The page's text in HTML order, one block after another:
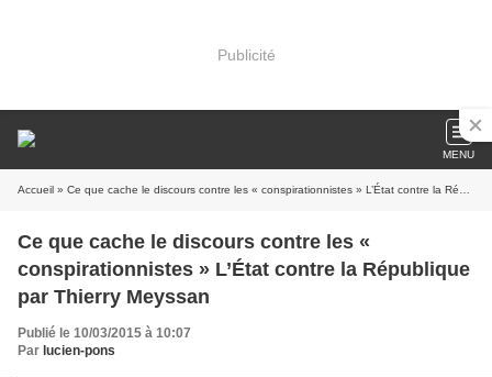
Publicité
MENU
Accueil » Ce que cache le discours contre les « conspirationnistes » L’État contre la République par Thierry Meyssan
Ce que cache le discours contre les «
conspirationnistes » L’État contre la République
par Thierry Meyssan
Publié le 10/03/2015 à 10:07
Par lucien-pons